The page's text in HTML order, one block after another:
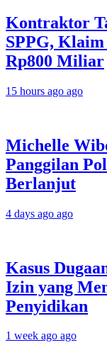
Kontraktor
SPPG,
Rp800 Miliar
15 hours ago ago
Michelle
Panggilan
Berlanjut
4 days ago ago
Kasus
Izin yang
Penyidikan
1 week ago ago